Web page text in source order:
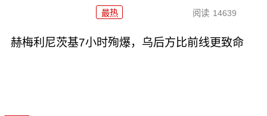
最热 阅读 14639
赫梅利尼茨基7小时殉爆，乌后方比前线更致命